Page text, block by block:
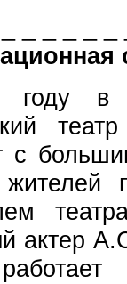
в
с
актер